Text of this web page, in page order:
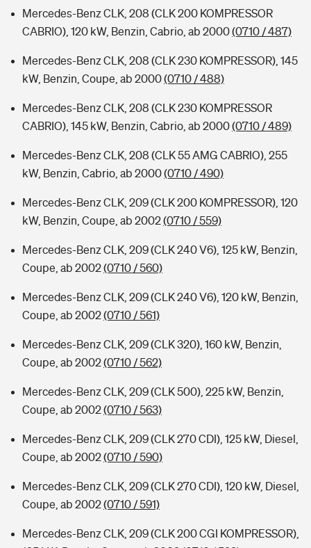
Mercedes-Benz CLK, 208 (CLK 200 KOMPRESSOR
CABRIO), 120 kW, Benzin, Cabrio, ab 2000(0710 / 487)
Mercedes-Benz CLK, 208 (CLK 230 KOMPRESSOR), 145
kW, Benzin, Coupe, ab 2000(0710 / 488)
Mercedes-Benz CLK, 208 (CLK 230 KOMPRESSOR
CABRIO), 145 kW, Benzin, Cabrio, ab 2000(0710 / 489)
Mercedes-Benz CLK, 208 (CLK 55 AMG CABRIO), 255
kW, Benzin, Cabrio, ab 2000(0710 / 490)
Mercedes-Benz CLK, 209 (CLK 200 KOMPRESSOR), 120
kW, Benzin, Coupe, ab 2002(0710 / 559)
Mercedes-Benz CLK, 209 (CLK 240 V6), 125 kW, Benzin,
Coupe, ab 2002(0710 / 560)
Mercedes-Benz CLK, 209 (CLK 240 V6), 120 kW, Benzin,
Coupe, ab 2002(0710 / 561)
Mercedes-Benz CLK, 209 (CLK 320), 160 kW, Benzin,
Coupe, ab 2002(0710 / 562)
Mercedes-Benz CLK, 209 (CLK 500), 225 kW, Benzin,
Coupe, ab 2002(0710 / 563)
Mercedes-Benz CLK, 209 (CLK 270 CDI), 125 kW, Diesel,
Coupe, ab 2002(0710 / 590)
Mercedes-Benz CLK, 209 (CLK 270 CDI), 120 kW, Diesel,
Coupe, ab 2002(0710 / 591)
Mercedes-Benz CLK, 209 (CLK 200 CGI KOMPRESSOR),